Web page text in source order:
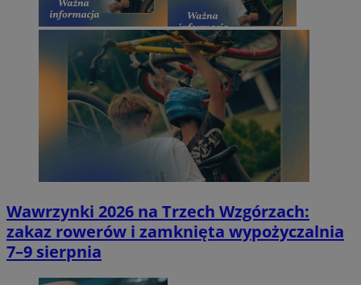
Wawrzynki 2026 na Trzech Wzgórzach:
zakaz rowerów i zamknięta wypożyczalnia
7–9 sierpnia